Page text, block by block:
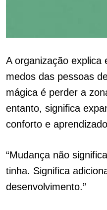
A organização
medos das pessoas
mágica é perder a
entanto, significa
conforto e
“Mudança não
tinha. Significa
desenvolvimento.”